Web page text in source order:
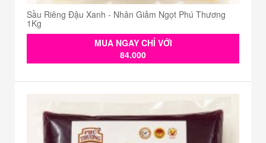
Sầu Riêng Đậu Xanh - Nhân Giảm Ngọt Phú Thương
1Kg
MUA NGAY CHỈ VỚI
84.000